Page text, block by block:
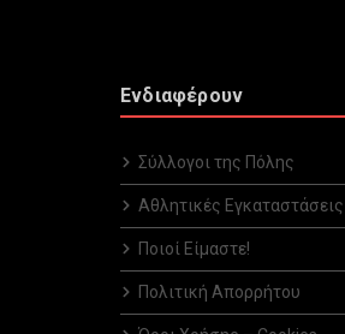
Ενδιαφέρουν
Σύλλογοι της Πόλης
Αθλητικές Εγκαταστάσεις
Ποιοί Είμαστε!
Πολιτική Απορρήτου